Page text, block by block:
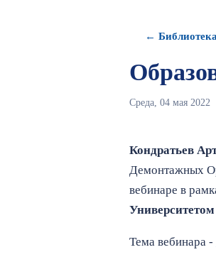
← Библиотека
Среда, 04 мая 2022
Кондратьев
Демонтажных
вебинаре в
Тема вебинара -